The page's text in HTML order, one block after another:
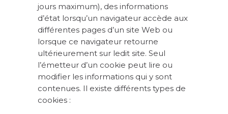
jours maximum), des informations
d’état lorsqu’un navigateur accède aux
différentes pages d’un site Web ou
lorsque ce navigateur retourne
ultérieurement sur ledit site. Seul
l’émetteur d’un cookie peut lire ou
modifier les informations qui y sont
contenues. Il existe différents types de
cookies :